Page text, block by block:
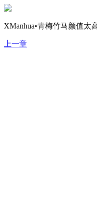
XManhua•青梅竹马颜值太
上一章